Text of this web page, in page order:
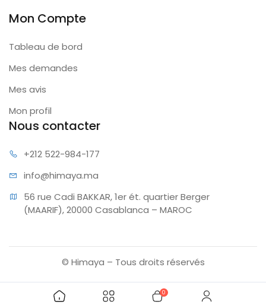
0
Mon Compte
Tableau de bord
Mes demandes
Mes avis
Mon profil
Nous contacter
+212 522-984-177
info@himaya.ma
56 rue Cadi BAKKAR, 1er ét. quartier Berger
(MAARIF), 20000 Casablanca – MAROC
© Himaya – Tous droits réservés